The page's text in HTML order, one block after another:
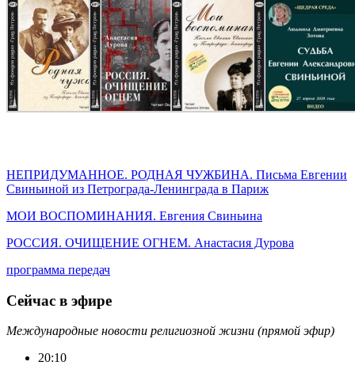
НЕПРИДУМАННОЕ. РОДНАЯ ЧУЖБИНА. Письма Евгении
Свиньиной из Петрограда-Ленинграда в Париж
МОИ ВОСПОМИНАНИЯ. Евгения Свиньина
РОССИЯ. ОЧИЩЕНИЕ ОГНЕМ. Анастасия Дурова
программа передач
Сейчас в эфире
Международные новости религиозной жизни (прямой эфир)
20:10